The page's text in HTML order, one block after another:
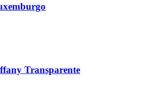
Transparente